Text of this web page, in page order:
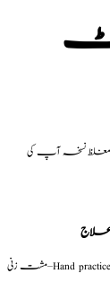
نسخہ آپ کی
مشت زنی–Hand practice دیسی علاج مشت زنی کرنے سے اس کا نقصان اور